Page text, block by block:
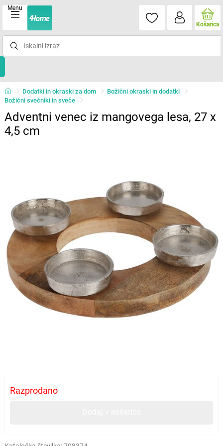
Menu
Košarica
Dodatki in okraski za dom
Božični okraski in dodatki
Božični svečniki in sveče
Adventni venec iz mangovega lesa, 27 x
4,5 cm
Razprodano